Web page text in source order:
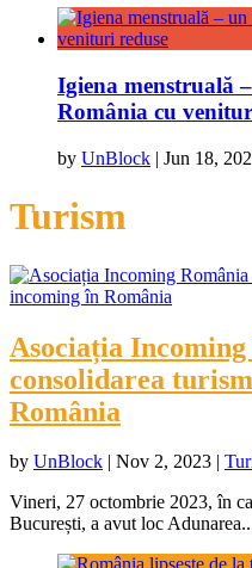
Igiena menstruală
România cu
by UnBlock | Jun 18,
Turism
Asociația
consolidarea
România
by UnBlock | Nov 2, 2023 |
Vineri, 27 octombrie 2023, în
București, a avut loc